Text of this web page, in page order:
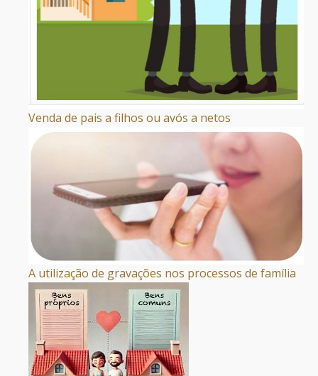
Venda de pais a filhos ou avós a netos
A utilização de gravações nos processos de família